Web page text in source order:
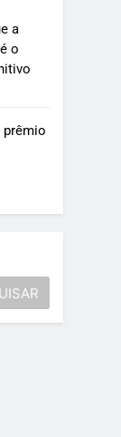
a
o